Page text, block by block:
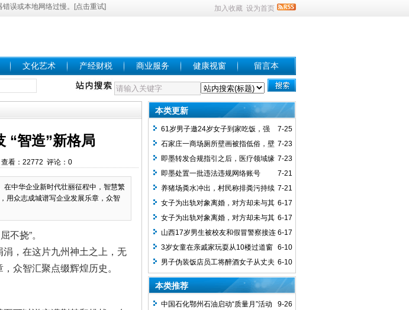
加入收藏 设为首页
文化艺术 产经财税 商业服务 健康视窗 留言本
“智造”新格局
看：22772 评论：0
中华企业新时代壮丽征程中，智慧繁
用众志成城谱写企业发展乐章，众智
挠”。
，在这片九州神土之上，无
众智汇聚点缀辉煌历史。
本类更新
7-25
61岁男子邀24岁女子到家吃饭，强
抱触摸对方敏感部位被拘，女方起诉索赔
超9000元，男子称被陷害，法院判了
7-23
石家庄一商场厕所壁画被指低俗，壁
画中男子仅穿内裤，摆挑逗姿势引家长担
忧，该商场2016年曾因同类问题被报道
7-23
即墨转发合规指引之后，医疗领域缘
何有人“装睡”——由即墨医疗机构吕杰“出
事”再敲行业警钟?
7-21
即墨处置一批违法违规网络账号
7-21
养猪场粪水冲出，村民称排粪污持续
约20年，附近多株杨树枯死；河北承德县
环境局：粪池围堰损坏，已立案
6-17
女子为出轨对象离婚，对方却未与其
结婚，两人多次闹分手后自杀，家属索赔
20万元一审被驳回
6-17
女子为出轨对象离婚，对方却未与其
结婚，两人多次闹分手后自杀，家属索赔
20万元一审被驳回
6-17
山西17岁男生被校友和假冒警察接连
两次殴打，警方：已提级处理
6-10
3岁女童在亲戚家玩耍从10楼过道窗
户坠亡，期间母亲先行回家、亲戚外出买
菜；一审判亲戚赔91万，小区开发商及物
业赔60万
6-10
男子伪装饭店员工将醉酒女子从丈夫
身边带走性侵，获刑3年6个月
本类推荐
9-26
中国石化鄂州石油启动“质量月”活动